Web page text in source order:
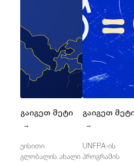
გაიგეთ მეტი
→
ეისითი
გლობალის ახალი
გაიგეთ
→
UNFPA-ის
პროგრამის